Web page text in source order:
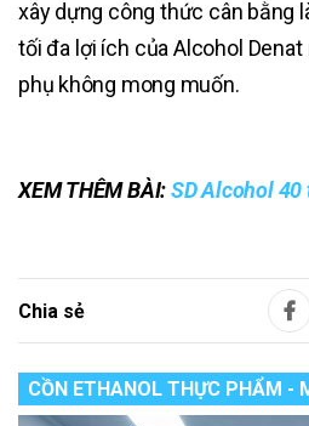
xây dựng công thức cân bằng
tối đa lợi ích của Alcohol
phụ không mong muốn.
XEM THÊM BÀI:SD Alcohol
Chia sẻ
CỒN ETHANOL THỰC PHẨM -